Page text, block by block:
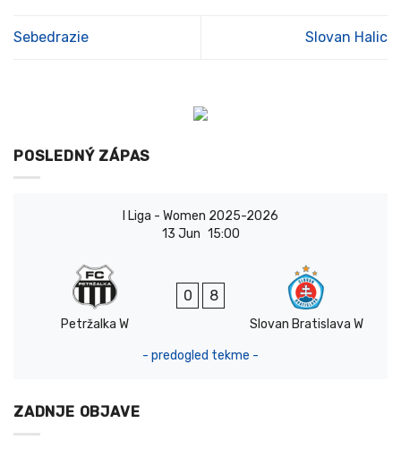
Sebedrazie Slovan Halic
POSLEDNÝ ZÁPAS
I Liga - Women 2025-2026
13 Jun 15:00
Petržalka W
0 8
Slovan Bratislava W
- predogled tekme -
ZADNJE OBJAVE